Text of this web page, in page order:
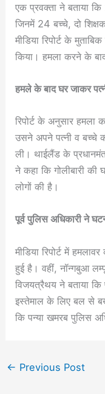
एक प्रवक्ता ने बताया कि
जिनमें 24 बच्चे, दो
मीडिया रिपोर्ट के
किया। हमला करने के
हमले के बाद घर जाकर
रिपोर्ट के अनुसार
उसने अपने पत्नी व बच्चे
ली। थाईलैंड के
ने कहा कि गोलीबारी
लोगों की है।
पूर्व पुलिस अधिकारी ने
मीडिया रिपोर्ट में
हुई है। वहीं, नॉन्गबुआ
विजयत्रैथय ने बताया
इस्तेमाल के लिए बल से
कि पन्या खमरब पुलिस
← Previous Post